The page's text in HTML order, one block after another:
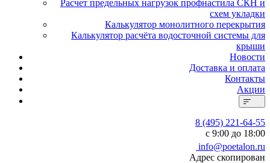
Расчет предельных нагрузок профнастила СКН и
схем укладки
Калькулятор монолитного перекрытия
Калькулятор расчёта водосточной системы для
крыши
Новости
Доставка и оплата
Контакты
Акции
8 (495) 221-64-55
с 9:00 до 18:00
info@poetalon.ru
Адрес скопирован